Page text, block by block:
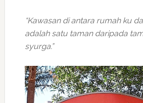
“Kawasan di antara rumah ku
adalah satu taman daripada
syurga.”